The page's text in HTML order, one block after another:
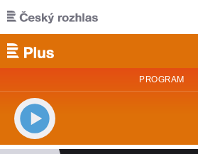
Přejít k hlavnímu obsahu
PROGRAM